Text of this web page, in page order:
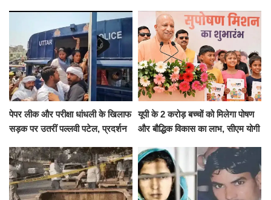
पेपर लीक और परीक्षा धांधली के खिलाफ
सड़क पर उतरीं पल्लवी पटेल, प्रदर्शन
यूपी के 2 करोड़ बच्चों को मिलेगा पोषण
और बौद्धिक विकास का लाभ, सीएम योगी